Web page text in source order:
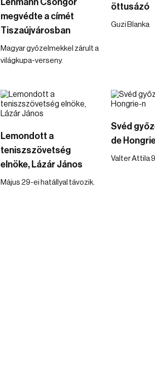
Lehmann Csongor
megvédte a címét
Tiszaújvárosban
Magyar győzelmekkel zárult a
világkupa-verseny.
öttusázó
Guzi Blanka
Lemondott a
teniszszövetség
elnöke, Lázár János
Május 29-ei hatállyal távozik.
Svéd
de
Valter Attila